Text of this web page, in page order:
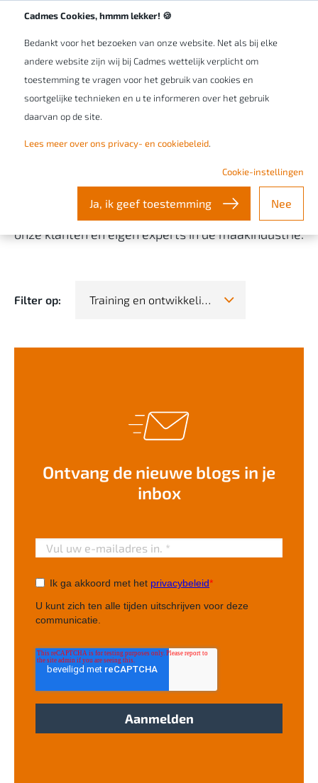
Cadmes Cookies, hmmm lekker! 🍪
Bedankt voor het bezoeken van onze website. Net als bij elke
andere website zijn wij bij Cadmes wettelijk verplicht om
toestemming te vragen voor het gebruik van cookies en
soortgelijke technieken en u te informeren over het gebruik
daarvan op de site.
Lees meer over ons privacy- en cookiebeleid.
Cookie-instellingen
Ja, ik geef toestemming Nee
Werken bij Cadmes
Training & support Content Blogs
Cadmes Stories
Lees hier al onze verhalen over de ervaringen van
onze klanten en eigen experts in de maakindustrie.
Filter op: Training en ontwikkeling
Ontvang de nieuwe blogs in je
inbox
Ik ga akkoord met het privacybeleid*
U kunt zich ten alle tijden uitschrijven voor deze
communicatie.